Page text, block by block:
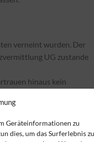
Geräteinformationen zu
dies, um das Surferlebnis zu
verneint wurden. Der
UG zustande
hinaus kein
Verhaltens
und